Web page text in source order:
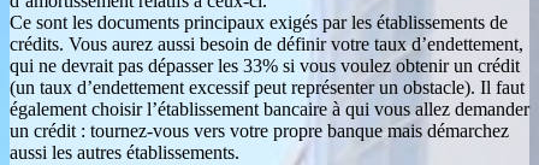
Ce sont les documents principaux exigés par les établissements de
crédits. Vous aurez aussi besoin de définir votre taux d’endettement,
qui ne devrait pas dépasser les 33% si vous voulez obtenir un crédit
(un taux d’endettement excessif peut représenter un obstacle). Il faut
également choisir l’établissement bancaire à qui vous allez demander
un crédit : tournez-vous vers votre propre banque mais démarchez
aussi les autres établissements.